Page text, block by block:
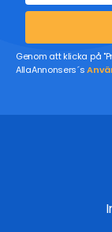
Genom att klicka på
AllaAnnonsers´s